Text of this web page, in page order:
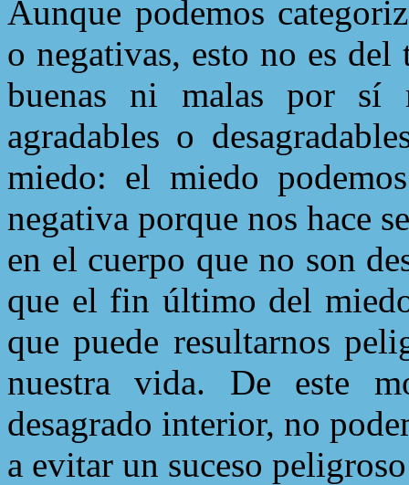
Aunque podemos
o negativas, esto no es
buenas ni malas por sí
agradables o
miedo: el miedo
negativa porque nos hace
en el cuerpo que no son
que el fin último del
que puede resultarnos
nuestra vida. De este
desagrado interior, no
a evitar un suceso